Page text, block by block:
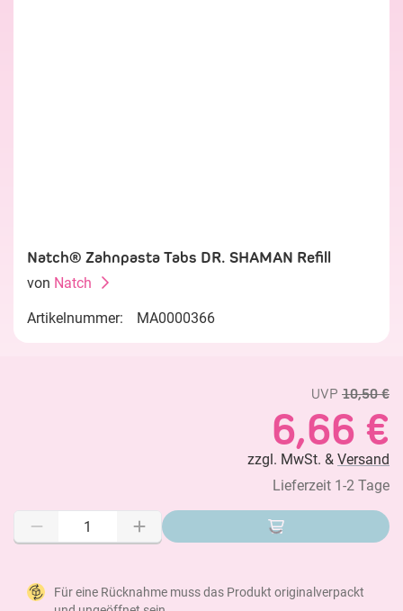
Natch® Zahnpasta Tabs DR. SHAMAN Refill
von Natch
Artikelnummer: MA0000366
UVP 10,50 €
6,66 €
zzgl. MwSt. & Versand
Lieferzeit 1-2 Tage
Für eine Rücknahme muss das Produkt originalverpackt